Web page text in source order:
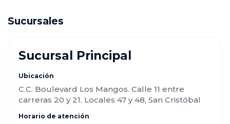
Sucursales
Sucursal Principal
Ubicación
C.C. Boulevard Los Mangos. Calle 11 entre
carreras 20 y 21. Locales 47 y 48, San Cristóbal
Horario de atención